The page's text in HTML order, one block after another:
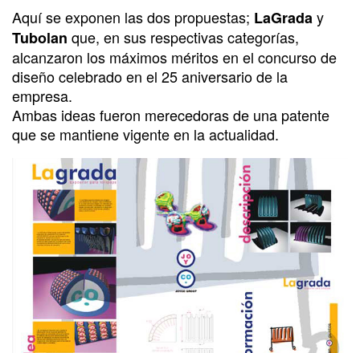
Aquí se exponen las dos propuestas; LaGraday
Tubolan que, en sus respectivas categorías,
alcanzaron los máximos méritos en el concurso de
diseño celebrado en el 25 aniversario de la
empresa.
Ambas ideas fueron merecedoras de una patente
que se mantiene vigente en la actualidad.